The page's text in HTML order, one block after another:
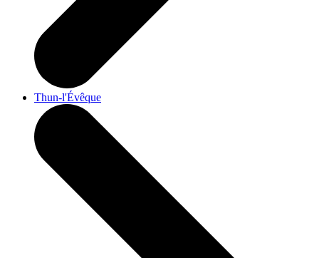
Thun-l'Évêque